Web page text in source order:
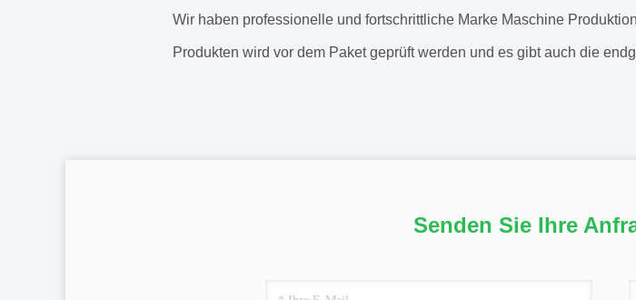
Wir haben professionelle und fortschrittliche Marke Maschine
Produkten wird vor dem Paket geprüft werden und es gibt auch die
Senden Sie Ihre